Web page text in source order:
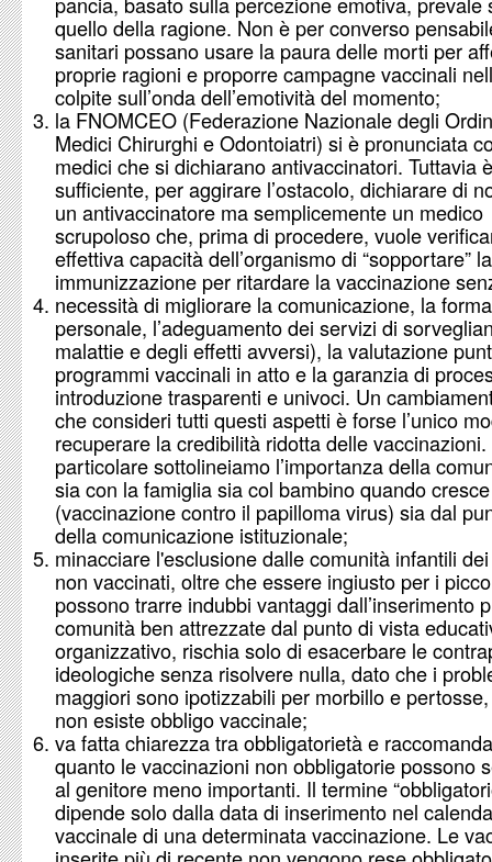
quello della ragione. Non è per converso
sanitari possano usare la paura delle morti per
proprie ragioni e proporre campagne vaccinali
colpite sull’onda dell’emotività del momento;
la FNOMCEO (Federazione Nazionale degli
Medici Chirurghi e Odontoiatri) si è pronunciata
medici che si dichiarano antivaccinatori. Tuttavia è
sufficiente, per aggirare l’ostacolo, dichiarare di
un antivaccinatore ma semplicemente un medico
scrupoloso che, prima di procedere, vuole
effettiva capacità dell’organismo di “sopportare” la
immunizzazione per ritardare la vaccinazione
necessità di migliorare la comunicazione, la
personale, l’adeguamento dei servizi di
malattie e degli effetti avversi), la valutazione
programmi vaccinali in atto e la garanzia di
introduzione trasparenti e univoci. Un
che consideri tutti questi aspetti è forse l’unico
recuperare la credibilità ridotta delle vaccinazioni.
particolare sottolineiamo l’importanza della
sia con la famiglia sia col bambino quando cresce
(vaccinazione contro il papilloma virus) sia dal
della comunicazione istituzionale;
minacciare l'esclusione dalle comunità infantili
non vaccinati, oltre che essere ingiusto per i
possono trarre indubbi vantaggi dall’inserimento
comunità ben attrezzate dal punto di vista
organizzativo, rischia solo di esacerbare le
ideologiche senza risolvere nulla, dato che i
maggiori sono ipotizzabili per morbillo e
non esiste obbligo vaccinale;
va fatta chiarezza tra obbligatorietà e
quanto le vaccinazioni non obbligatorie possono
al genitore meno importanti. Il termine
dipende solo dalla data di inserimento nel
vaccinale di una determinata vaccinazione. Le